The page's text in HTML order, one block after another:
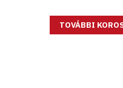
TOVÁBBI